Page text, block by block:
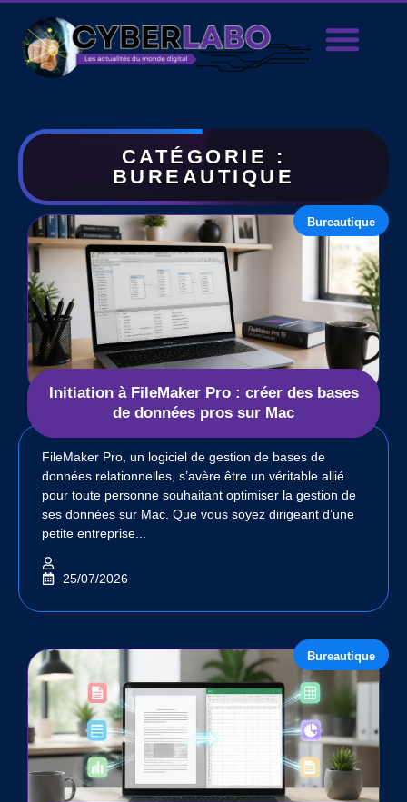
CATÉGORIE :
BUREAUTIQUE
Bureautique
Initiation à FileMaker Pro : créer des bases
de données pros sur Mac
FileMaker Pro, un logiciel de gestion de bases de
données relationnelles, s’avère être un véritable allié
pour toute personne souhaitant optimiser la gestion de
ses données sur Mac. Que vous soyez dirigeant d’une
petite entreprise...
25/07/2026
Bureautique